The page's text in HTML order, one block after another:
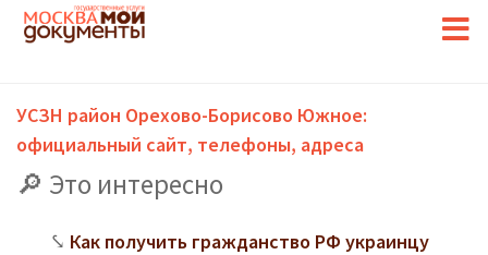
УСЗН район Орехово-Борисово Южное:
официальный сайт, телефоны, адреса
Это интересно
Как получить гражданство РФ украинцу